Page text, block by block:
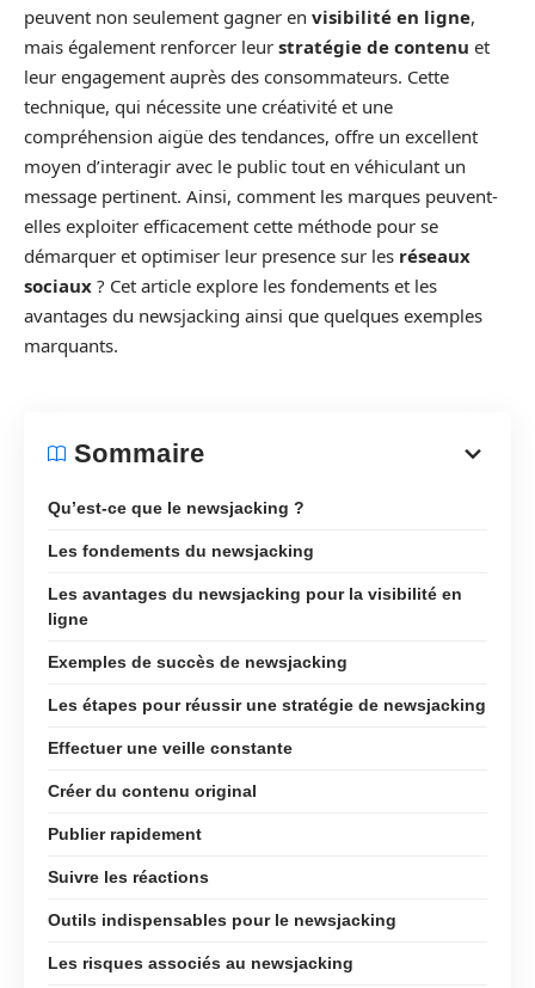
peuvent non seulement gagner en visibilité en ligne,
mais également renforcer leur stratégie de contenu et
leur engagement auprès des consommateurs. Cette
technique, qui nécessite une créativité et une
compréhension aigüe des tendances, offre un excellent
moyen d’interagir avec le public tout en véhiculant un
message pertinent. Ainsi, comment les marques peuvent-
elles exploiter efficacement cette méthode pour se
démarquer et optimiser leur presence sur les réseaux
sociaux ? Cet article explore les fondements et les
avantages du newsjacking ainsi que quelques exemples
marquants.
Sommaire
Qu’est-ce que le newsjacking ?
Les fondements du newsjacking
Les avantages du newsjacking pour la visibilité en
ligne
Exemples de succès de newsjacking
Les étapes pour réussir une stratégie de newsjacking
Effectuer une veille constante
Créer du contenu original
Publier rapidement
Suivre les réactions
Outils indispensables pour le newsjacking
Les risques associés au newsjacking